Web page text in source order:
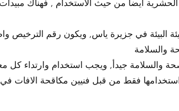
أيضا من حيث الاستخدام , فهناك
البيئة في جزيرة ياس, ويكون رقم
والسلامة جيدأ, ويجب استخدام وارتداء كل
فقط من قبل فنيين مكاقحة الافات